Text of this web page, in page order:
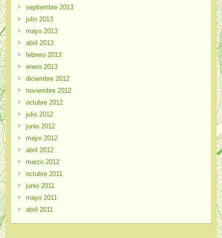
septiembre 2013
julio 2013
mayo 2013
abril 2013
febrero 2013
enero 2013
diciembre 2012
noviembre 2012
octubre 2012
julio 2012
junio 2012
mayo 2012
abril 2012
marzo 2012
octubre 2011
junio 2011
mayo 2011
abril 2011